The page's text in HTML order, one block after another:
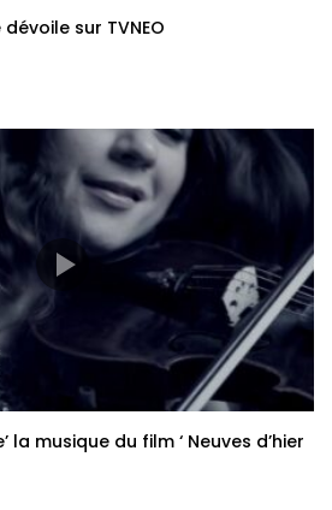
sur TVNEO
la musique du film ‘ Neuves d’hier